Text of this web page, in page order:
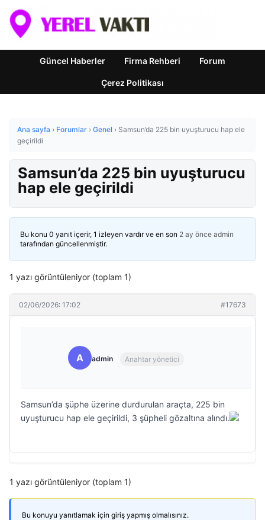
Güncel Haberler Firma Rehberi Forum
Çerez Politikası
Ana sayfa › Forumlar › Genel › Samsun’da 225 bin uyuşturucu hap ele
geçirildi
Samsun’da 225 bin uyuşturucu
hap ele geçirildi
Bu konu 0 yanıt içerir, 1 izleyen vardır ve en son 2 ay önce admin
tarafından güncellenmiştir.
1 yazı görüntüleniyor (toplam 1)
02/06/2026: 17:02 #17673
A admin Anahtar yönetici
Samsun’da şüphe üzerine durdurulan araçta, 225 bin
uyuşturucu hap ele geçirildi, 3 şüpheli gözaltına alındı.
1 yazı görüntüleniyor (toplam 1)
Bu konuyu yanıtlamak için giriş yapmış olmalısınız.